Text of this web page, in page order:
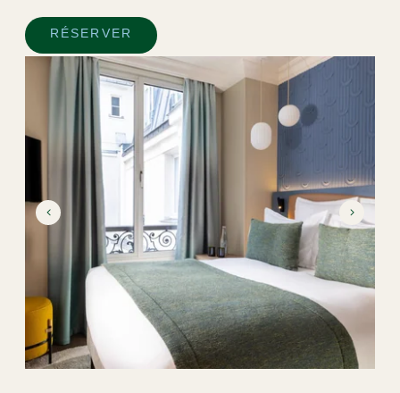
RÉSERVER